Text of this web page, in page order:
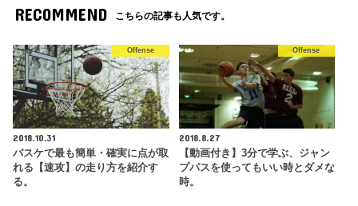
RECOMMEND こちらの記事も人気です。
Offense
2018.10.31
バスケで最も簡単・確実に点が取
れる【速攻】の走り方を紹介す
る。
Offense
2018.8.27
【動画付き】3分で学ぶ、ジャン
プパスを使ってもいい時とダメな
時。